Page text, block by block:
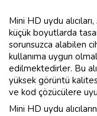
Mini HD uydu
küçük boyutlarda
sorunsuzca alabilen
kullanıma uygun
edilmektedirler. Bu
yüksek görüntü
ve kod çözücülere
Mini HD uydu